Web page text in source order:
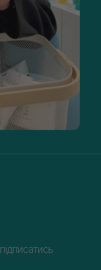
підписатись